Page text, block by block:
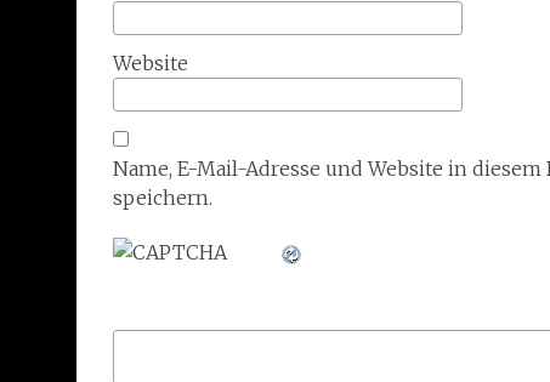
Website
Name, E-Mail-Adresse und Website in
speichern.